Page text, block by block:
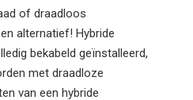
of draadloos
alternatief! Hybride
bekabeld geïnstalleerd,
met draadloze
van een hybride